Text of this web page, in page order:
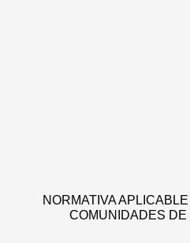
NORMATIVA
COMUNIDADES DE